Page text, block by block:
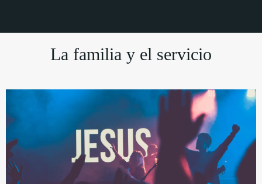
La familia y el servicio